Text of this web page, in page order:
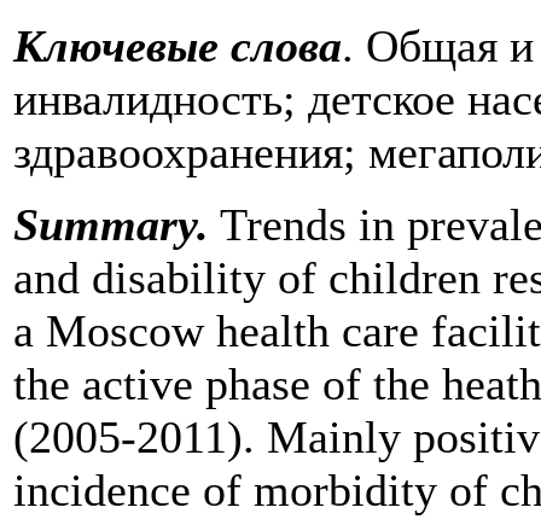
Ключевые слова. Общая и
инвалидность; детское
здравоохранения;
Summary. Trends in
and disability of children
a Moscow health care
the active phase of the
(2005-2011). Mainly
incidence of morbidity of